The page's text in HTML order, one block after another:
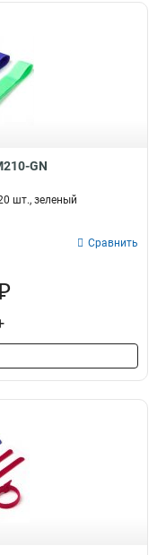
GN
шт., зеленый
Сравнить